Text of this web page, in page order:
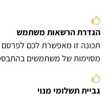
הגדרת הרשאות משתמש
תכונה זו מאפשרת לכם לפרסם
מסוימות של משתמשים
גביית תשלומי מנוי